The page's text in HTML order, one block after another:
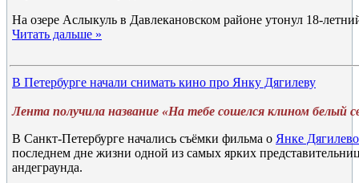
На озере Аслыкуль в Давлекановском районе утонул 18-
Читать дальше »
В Петербурге начали снимать кино про Янку Дягилеву
Лента получила название «На тебе сошелся клином белый
В Санкт-Петербурге начались съёмки фильма о Янке
последнем дне жизни одной из самых ярких
андеграунда.